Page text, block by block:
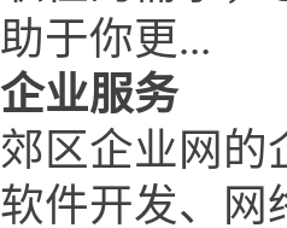
助于你更...
企业服务
郊区企业网的
软件开发、网